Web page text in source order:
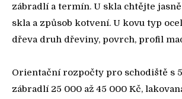
zábradlí a termín. U skla chtějte
skla a způsob kotvení. U kovu typ
dřeva druh dřeviny, povrch, profil
Orientační rozpočty pro schodiště s
zábradlí 25 000 až 45 000 Kč,